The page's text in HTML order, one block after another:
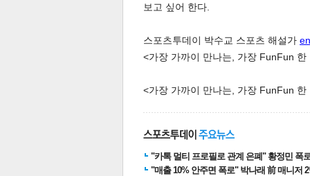
보고 싶어 한다.
스포츠투데이 박수교 스포츠 해설가
<가장 가까이 만나는, 가장 FunFun
<가장 가까이 만나는, 가장 FunFun
"카톡 멀티 프로필로 관계 은폐" 황정민 폭
"매출 10% 안주면 폭로" 박나래 前 매니저